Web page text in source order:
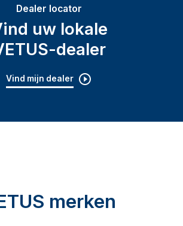
Dealer locator
uw lokale
dealer
Vind mijn dealer
merken